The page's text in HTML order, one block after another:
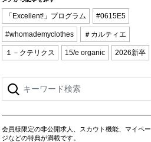
「Excellent!」プログラム #0615E5
#whomademyclothes ＃カルティエ
１－クテリクス 15/e organic 2026新卒
会員様限定の非公開求人、スカウト機能、マイペー
ジなどの特典が満載です。